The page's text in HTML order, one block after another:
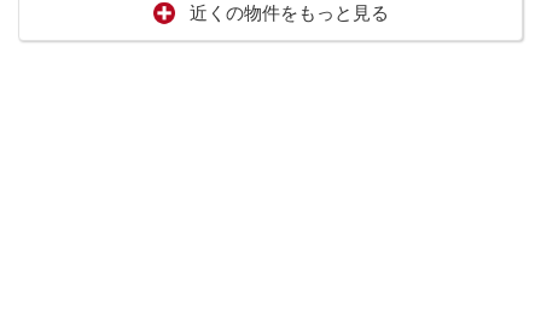
近くの物件をもっと見る